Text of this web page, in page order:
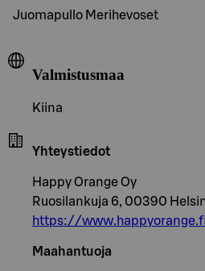
Juomapullo Merihevoset
Valmistusmaa
Kiina
Yhteystiedot
Happy Orange Oy
Ruosilankuja 6, 00390
https://www.happyorange.fi
Maahantuoja